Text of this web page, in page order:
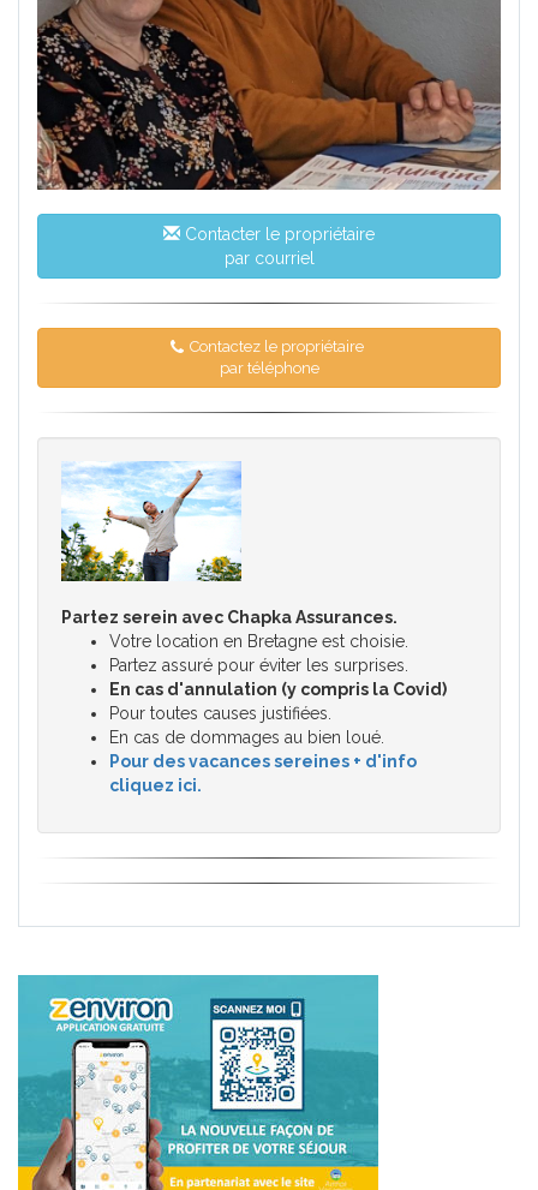
Contacter le propriétaire
par courriel
Contactez le propriétaire
par téléphone
Partez serein avec Chapka Assurances.
Votre location en Bretagne est choisie.
Partez assuré pour éviter les surprises.
En cas d'annulation (y compris la Covid)
Pour toutes causes justifiées.
En cas de dommages au bien loué.
Pour des vacances sereines + d'info
cliquez ici.